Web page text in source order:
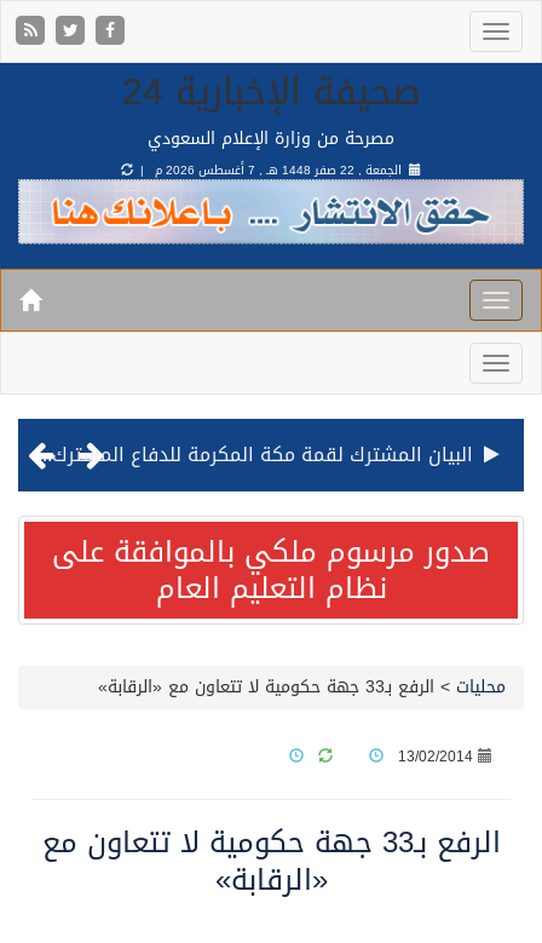
صحيفة الإخبارية 24
مصرحة من وزارة الإعلام السعودي
الجمعة , 22 صفر 1448 هـ , 7 أغسطس 2026 م |
البيان المشترك لقمة مكة المكرمة للدفاع المشترك بين المملكة وتركيا وباكستان
قيادة القوات المشتركة للتحالف: نفذنا عملية رد عسكري متناسبة لأهداف عسكرية مشروعة تابعة للمليشيا الحوثية الإرهابية في محافظة الحديدة
صدور مرسوم ملكي بالموافقة على
نظام التعليم العام
محليات > الرفع بـ33 جهة حكومية لا تتعاون مع «الرقابة»
13/02/2014
الرفع بـ33 جهة حكومية لا تتعاون مع
«الرقابة»